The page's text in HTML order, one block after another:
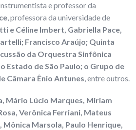
e professor da
, professora da universidade de
e Céline Imbert, Gabriella Pace,
Francisco Araújo; Quinta
da Orquestra Sinfônica
Estado de São Paulo; o Grupo de
Câmara Ênio Antunes, entre outros.
Mário Lúcio Marques, Miriam
Verônica Ferriani, Mateus
Marsola, Paulo Henrique,